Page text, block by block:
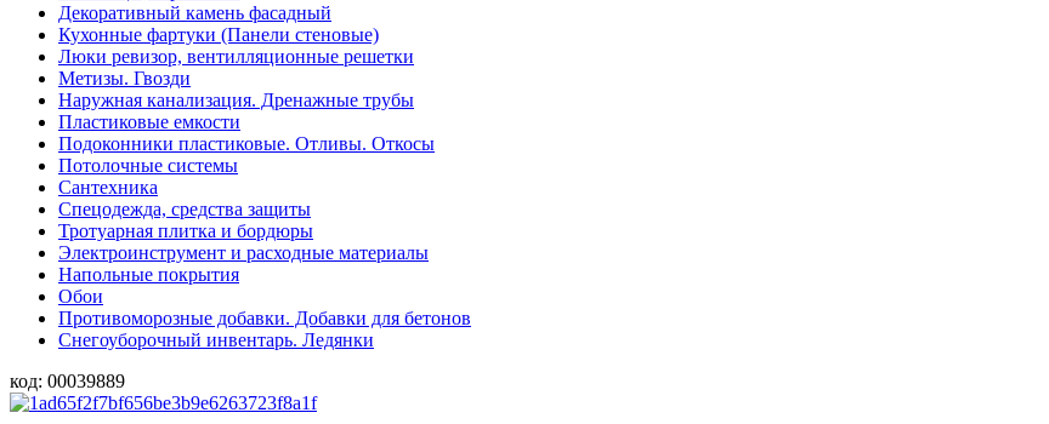
Декоративный камень фасадный
Кухонные фартуки (Панели стеновые)
Люки ревизор, вентилляционные решетки
Метизы. Гвозди
Наружная канализация. Дренажные трубы
Пластиковые емкости
Подоконники пластиковые. Отливы. Откосы
Потолочные системы
Сантехника
Спецодежда, средства защиты
Тротуарная плитка и бордюры
Электроинструмент и расходные материалы
Напольные покрытия
Обои
Противоморозные добавки. Добавки для бетонов
Снегоуборочный инвентарь. Ледянки
код: 00039889